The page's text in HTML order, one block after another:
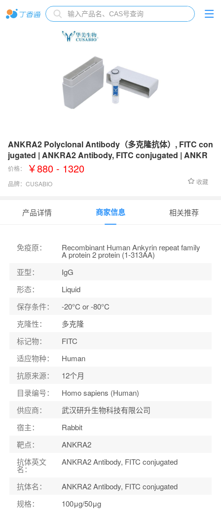
ANKRA2 Polyclonal Antibody（多克隆抗体）, FITC con
jugated | ANKRA2 Antibody, FITC conjugated | ANKR
A2抗体, FITC conjugated
价格： ￥880 - 1320
品牌： CUSABIO 收藏
产品详情 商家信息 相关推荐
免疫原： Recombinant Human Ankyrin repeat family
A protein 2 protein (1-313AA)
亚型：
IgG
形态：
Liquid
保存条件：
-20°C or -80°C
克隆性：
多克隆
标记物：
FITC
适应物种：
Human
抗原来源：
12个月
目录编号：
Homo sapiens (Human)
供应商：
武汉研升生物科技有限公司
宿主：
Rabbit
靶点：
ANKRA2
抗体英文
名：
ANKRA2 Antibody, FITC conjugated
抗体名：
ANKRA2 Antibody, FITC conjugated
规格： 100μg/50μg